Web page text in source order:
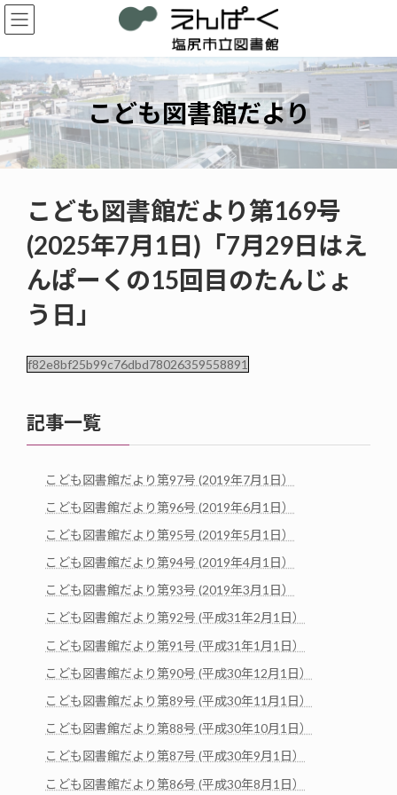
コ
ン
ン
ツ
へ
ス
キ
ッ
プ
ナ
ビ
ー
シ
ョ
ン
に
移
動
こども図書館だより
こども図書館だより第169号
(2025年7月1日)「7月29日はえ
んぱーくの15回目のたんじょ
う日」
f82e8bf25b99c76dbd78026359558891
記事一覧
こども図書館だより第97号 (2019年7月1日）
こども図書館だより第96号 (2019年6月1日）
こども図書館だより第95号 (2019年5月1日）
こども図書館だより第94号 (2019年4月1日）
こども図書館だより第93号 (2019年3月1日）
こども図書館だより第92号 (平成31年2月1日）
こども図書館だより第91号 (平成31年1月1日）
こども図書館だより第90号 (平成30年12月1日）
こども図書館だより第89号 (平成30年11月1日）
こども図書館だより第88号 (平成30年10月1日）
こども図書館だより第87号 (平成30年9月1日）
こども図書館だより第86号 (平成30年8月1日）